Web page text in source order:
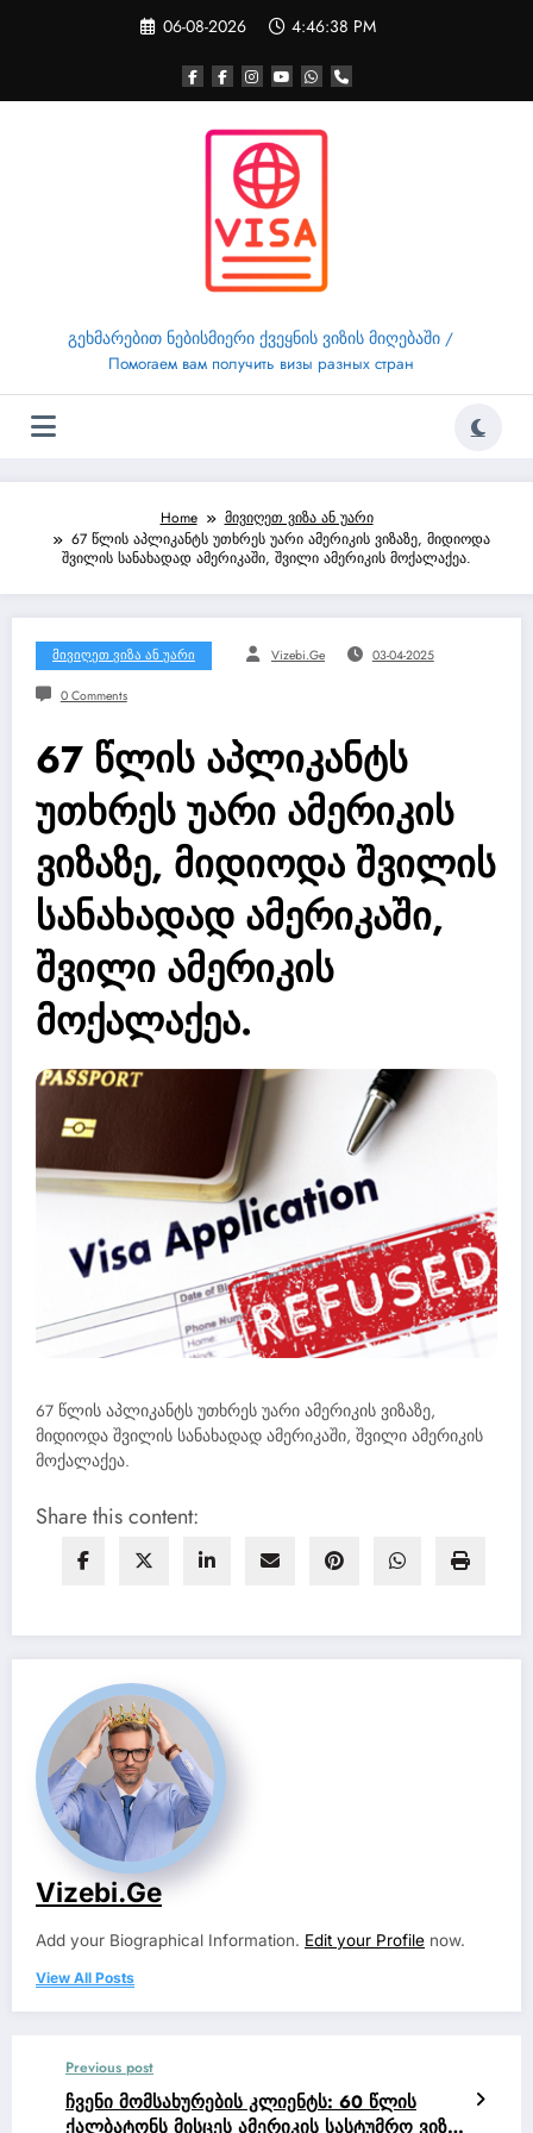
06-08-2026 4:46:39 PM
გეხმარებით ნებისმიერი ქვეყნის ვიზის მიღებაში /
Помогаем вам получить визы разных стран
Home
მივიღეთ ვიზა ან უარი
67 წლის აპლიკანტს უთხრეს უარი ამერიკის ვიზაზე, მიდიოდა
შვილის სანახადად ამერიკაში, შვილი ამერიკის მოქალაქეა.
Მივიღეთ Ვიზა Ან Უარი Vizebi.ge 03-04-2025
0 Comments
67 წლის აპლიკანტს
უთხრეს უარი ამერიკის
ვიზაზე, მიდიოდა შვილის
სანახადად ამერიკაში,
შვილი ამერიკის
მოქალაქეა.
67 წლის აპლიკანტს უთხრეს უარი ამერიკის ვიზაზე,
მიდიოდა შვილის სანახადად ამერიკაში, შვილი ამერიკის
მოქალაქეა.
Share this content:
Vizebi.ge
Add your Biographical Information. Edit your Profile now.
View All Posts
Previous post
ჩვენი მომსახურების კლიენტს: 60 წლის
ქალბატონს მისცეს ამერიკის სასტუმრო ვიზა,